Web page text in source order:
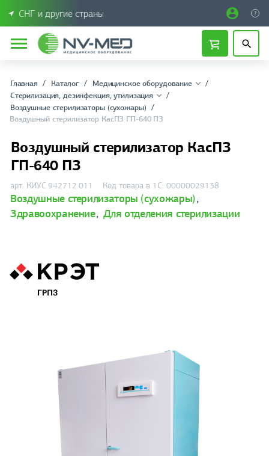
СНГ и другие страны
Главная Каталог
Медицинское оборудование
Стерилизация, дезинфекция, утилизация
Воздушные стерилизаторы (сухожары)
Воздушный стерилизатор КасПЗ ГП-640 ПЗ
Воздушный стерилизатор КасПЗ
ГП-640 ПЗ
арт. КИУС.942712.011 Код товара в 1С: 00000029138
Воздушные стерилизаторы (сухожары),
Здравоохранение, Для отделения стерилизации